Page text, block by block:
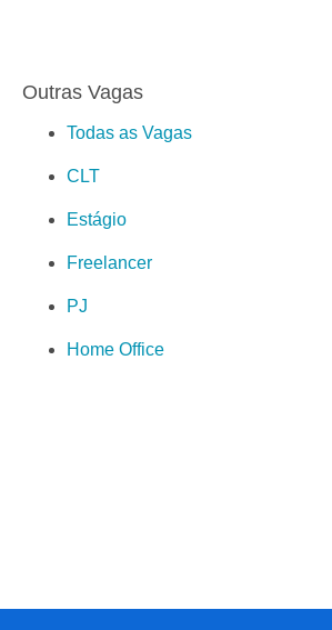
Outras Vagas
Todas as Vagas
CLT
Estágio
Freelancer
PJ
Home Office